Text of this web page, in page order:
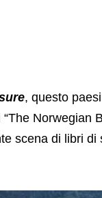
, questo
Norwegian
scena di libri